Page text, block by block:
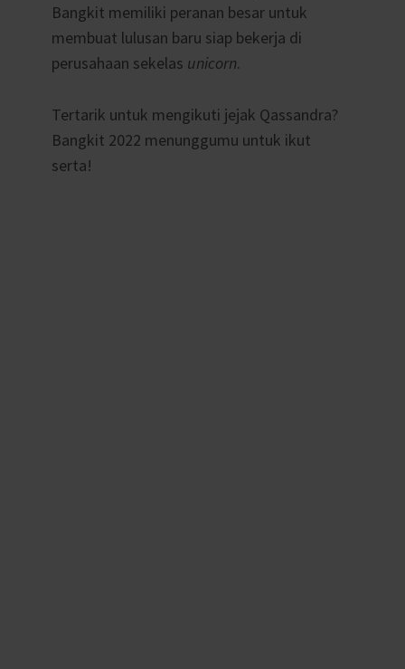
Bangkit memiliki peranan besar untuk
membuat lulusan baru siap bekerja di
perusahaan sekelas unicorn.
Tertarik untuk mengikuti jejak Qassandra?
Bangkit 2022 menunggumu untuk ikut
serta!